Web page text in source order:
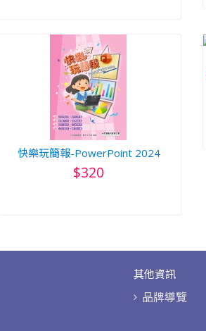
快樂玩簡報-PowerPoint 2024
$320
其他資訊
品牌導覽